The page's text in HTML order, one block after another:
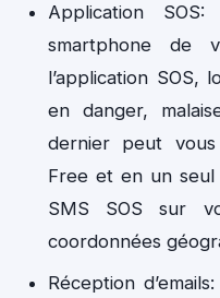
Application
smartphone de
l’application SOS,
en danger,
dernier peut
Free et en un
SMS SOS sur
coordonnées
Réception